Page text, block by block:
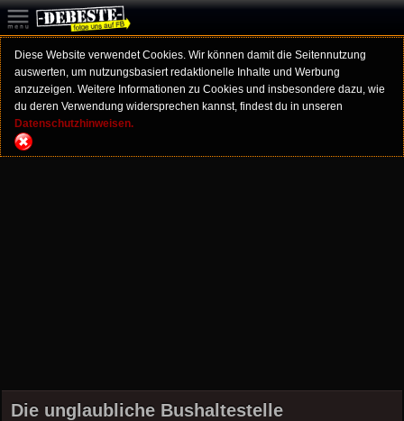
Diese Website verwendet Cookies. Wir können damit die Seitennutzung
auswerten, um nutzungsbasiert redaktionelle Inhalte und Werbung
anzuzeigen. Weitere Informationen zu Cookies und insbesondere dazu, wie
du deren Verwendung widersprechen kannst, findest du in unseren
Datenschutzhinweisen.
Die unglaubliche Bushaltestelle